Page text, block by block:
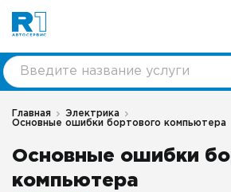
Главная
Электрика
Основные ошибки бортового компьютера
Основные ошибки бортового
компьютера